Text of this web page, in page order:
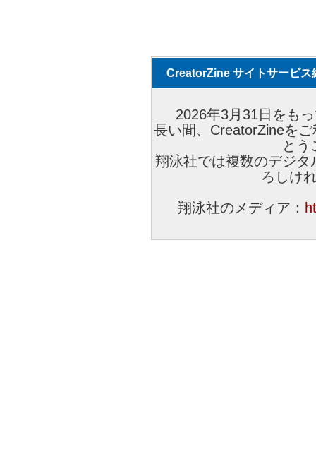
CreatorZine サイトサービス
2026年3月31日をも
長い間、CreatorZineを
とう
翔泳社では複数のデジ
ろしけ
翔泳社のメディア：